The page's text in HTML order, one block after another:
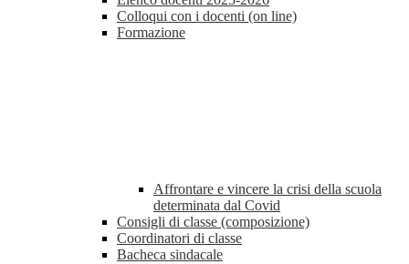
Colloqui con i docenti (on line)
Formazione
Affrontare e vincere la crisi della scuola
determinata dal Covid
Consigli di classe (composizione)
Coordinatori di classe
Bacheca sindacale